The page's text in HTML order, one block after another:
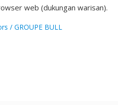
web (dukungan warisan).
/ GROUPE BULL